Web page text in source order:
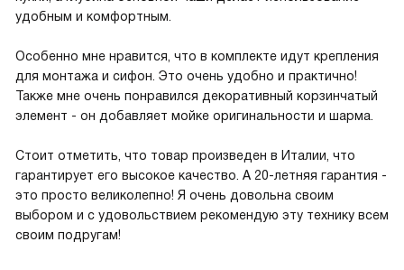
удобным и комфортным.
Особенно мне нравится, что в комплекте идут крепления
для монтажа и сифон. Это очень удобно и практично!
Также мне очень понравился декоративный корзинчатый
элемент - он добавляет мойке оригинальности и шарма.
Стоит отметить, что товар произведен в Италии, что
гарантирует его высокое качество. А 20-летняя гарантия -
это просто великолепно! Я очень довольна своим
выбором и с удовольствием рекомендую эту технику всем
своим подругам!